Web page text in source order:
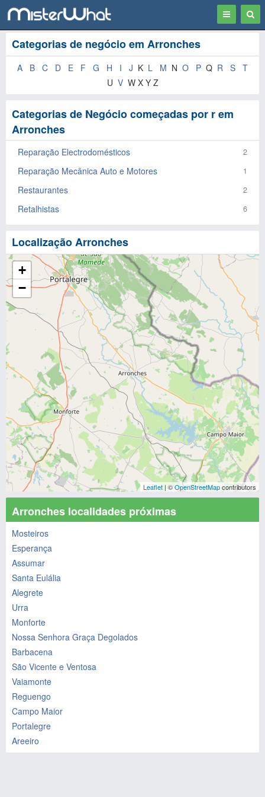
Toggle
navigation
Categorias de negócio em Arronches
A B C D E F G H I J K L M N O P Q R S T
U V W X Y Z
Categorias de Negócio começadas por r em
Arronches
Reparação Electrodomésticos 2
Reparação Mecânica Auto e Motores 1
Restaurantes 2
Retalhistas 6
Localização Arronches
+
−
Leaflet | ©OpenStreetMapcontributors
Arronches localidades próximas
Mosteiros
Esperança
Assumar
Santa Eulália
Alegrete
Urra
Monforte
Nossa Senhora Graça Degolados
Barbacena
São Vicente e Ventosa
Vaiamonte
Reguengo
Campo Maior
Portalegre
Areeiro